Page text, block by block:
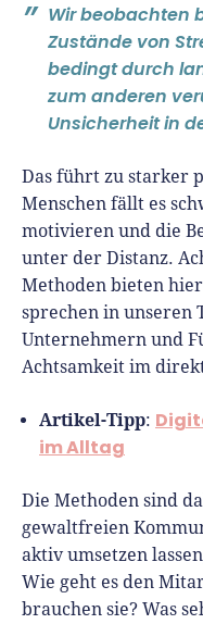
Wir beobachten
Zustände von
bedingt durch
zum anderen
Unsicherheit in
Das führt zu starker
Menschen fällt es
motivieren und die
unter der Distanz.
Methoden bieten
sprechen in unseren
Unternehmern und
Achtsamkeit im
Artikel-Tipp:
im Alltag
Die Methoden sind
gewaltfreien
aktiv umsetzen
Wie geht es den
brauchen sie? Was